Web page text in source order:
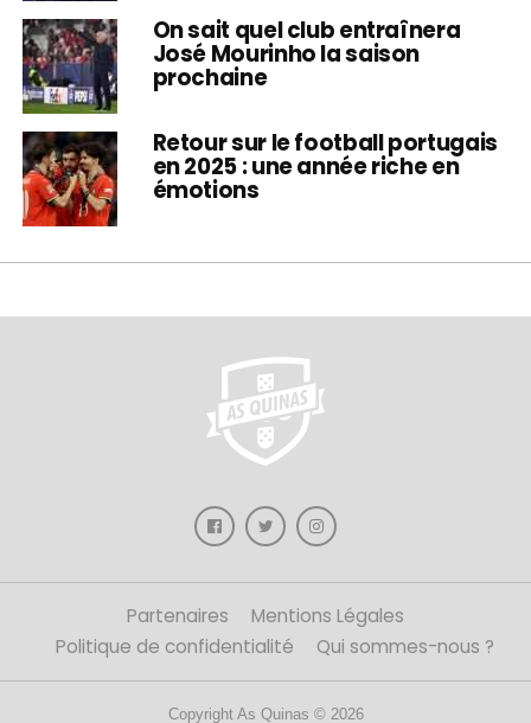
On sait quel club entraînera
José Mourinho la saison
prochaine
Retour sur le football portugais
en 2025 : une année riche en
émotions
Partenaires
Mentions Légales
Politique de confidentialité
Qui sommes-nous ?
Copyright As Quinas © 2026